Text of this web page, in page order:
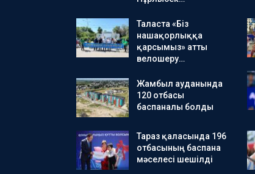
Таласта «Біз
нашақорлыққа
қарсымыз» атты
велошеру…
Жамбыл ауданында
120 отбасы
баспаналы болды
Тараз қаласында 196
отбасының баспана
мәселесі шешілді